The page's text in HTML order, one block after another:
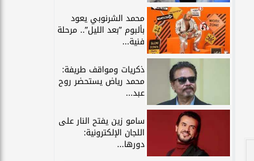
محمد الشرنوبي يعود
بألبوم ”بعد الليل”.. مرحلة
فنية...
ذكريات ومواقف طريفة:
محمد رياض يستحضر روح
عبد...
سامو زين يفتح النار على
اللجان الإلكترونية:
دورها...